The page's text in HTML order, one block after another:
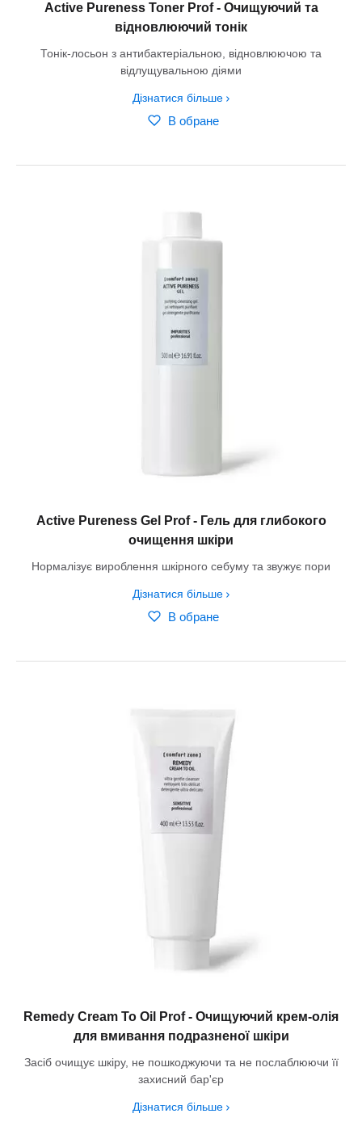
Active Pureness Toner Prof - Очищуючий та
відновлюючий тонік
Тонік-лосьон з антибактеріальною, відновлюючою та
відлущувальною діями
Дізнатися більше
В обране
Active Pureness Gel Prof - Гель для глибокого
очищення шкіри
Нормалізує вироблення шкірного себуму та звужує пори
Дізнатися більше
В обране
Remedy Сream To Oil Prof - Очищуючий крем-олія
для вмивання подразненої шкіри
Засіб очищує шкіру, не пошкоджуючи та не послаблюючи її
захисний бар'єр
Дізнатися більше